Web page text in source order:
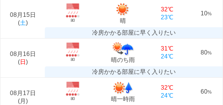
08月15日
(土) 80 晴
32℃
23℃
10%
冷房かかる部屋に早く入りたい
08月16日
(日 ) 80 晴のち雨
31℃
24℃
80%
冷房かかる部屋に早く入りたい
08月17日
(月 ) 80 晴一時雨
32℃
24℃
60%